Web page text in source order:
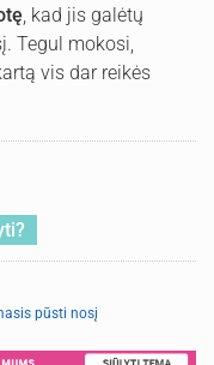
, kad jis galėtų
Tegul mokosi,
vis dar reikės
pūsti nosį